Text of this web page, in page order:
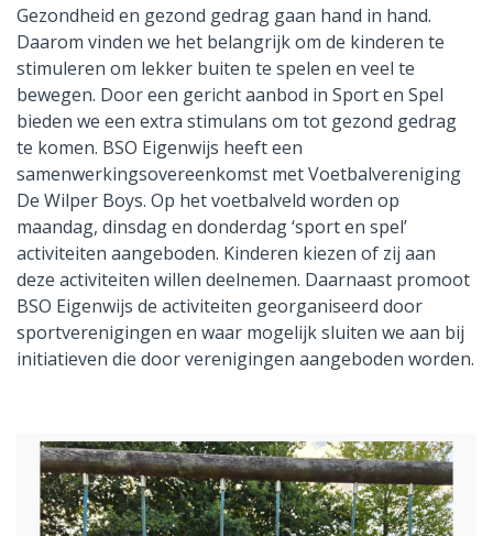
Gezondheid en gezond gedrag gaan hand in hand.
Daarom vinden we het belangrijk om de kinderen te
stimuleren om lekker buiten te spelen en veel te
bewegen. Door een gericht aanbod in Sport en Spel
bieden we een extra stimulans om tot gezond gedrag
te komen. BSO Eigenwijs heeft een
samenwerkingsovereenkomst met Voetbalvereniging
De Wilper Boys. Op het voetbalveld worden op
maandag, dinsdag en donderdag ‘sport en spel’
activiteiten aangeboden. Kinderen kiezen of zij aan
deze activiteiten willen deelnemen. Daarnaast promoot
BSO Eigenwijs de activiteiten georganiseerd door
sportverenigingen en waar mogelijk sluiten we aan bij
initiatieven die door verenigingen aangeboden worden.